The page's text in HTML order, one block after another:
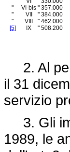
"
VI-bis " 357.000
"
VII " 384.000
"
VIII " 462.000
[5]
IX " 508.200
2. Al
il 31
servizio
3. Gli
1989, le